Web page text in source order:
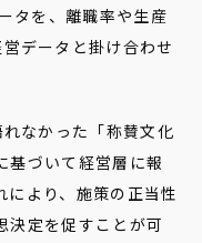
タを、離職率や生産
データと掛け合わせ
なかった「称賛文化
基づいて経営層に報
により、施策の正当性
決定を促すことが可